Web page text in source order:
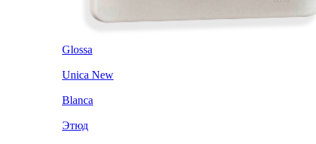
Glossa
Unica New
Blanca
Этюд